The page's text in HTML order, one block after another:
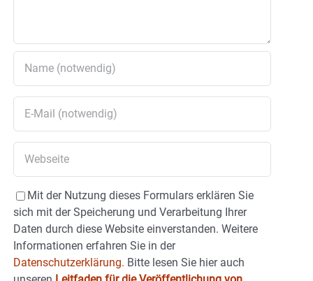
Mit der Nutzung dieses Formulars erklären Sie
sich mit der Speicherung und Verarbeitung Ihrer
Daten durch diese Website einverstanden. Weitere
Informationen erfahren Sie in der
Datenschutzerklärung. Bitte lesen Sie hier auch